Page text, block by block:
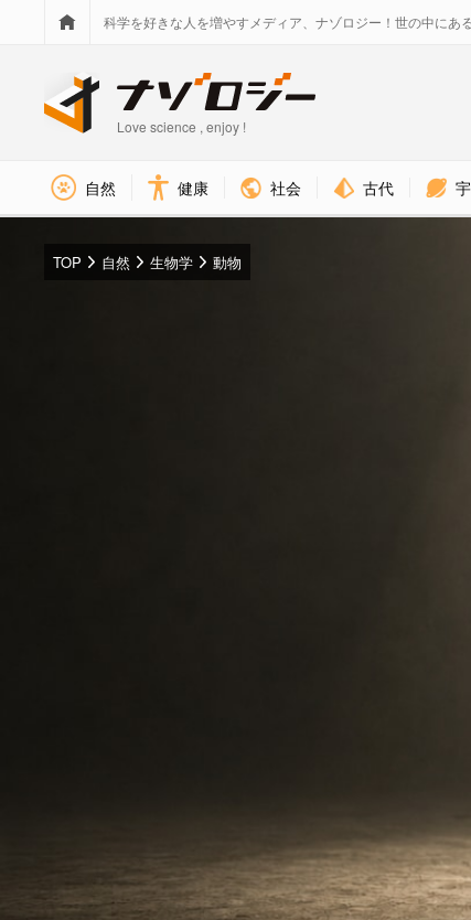
科学を好きな人を増やすメディア、ナゾロジー！世の中にあ
Love science , enjoy !
自然 健康 社会 古代
TOP 自然 生物学 動物